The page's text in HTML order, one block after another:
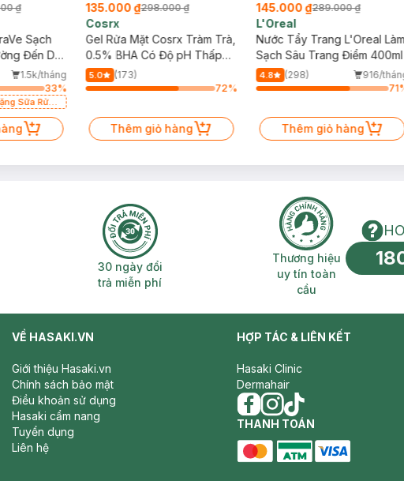
₫
Sạch
Đến Da
1.5k/tháng
33%
Sữa Rửa
có hạn)
135.000 ₫298.000 ₫
Cosrx
Gel Rửa Mặt Cosrx Tràm Trà,
0.5% BHA Có Độ pH Thấp
150ml
5.0
(173)
72%
Thêm giỏ hàng
145.000 ₫289.000 ₫
L'Oreal
Nước Tẩy Trang L'Oreal Làm
Sạch Sâu Trang Điểm 400ml
4.8 (298)
916/
71
Thêm giỏ hàng
miễn phí 2H 30 ngày đổi trả miễn phí
30 ngày đổi
trả miễn phí
Thương hiệu uy
Thương hiệu
uy tín toàn
cầu
VỀ HASAKI.VN
Giới thiệu Hasaki.vn
Chính sách bảo mật
Điều khoản sử dụng
Hasaki cẩm nang
Tuyển dụng
Liên hệ
HỢP TÁC & LIÊN KẾT
Hasaki Clinic
Dermahair
facebook
instagram
tiktok
THANH TOÁN